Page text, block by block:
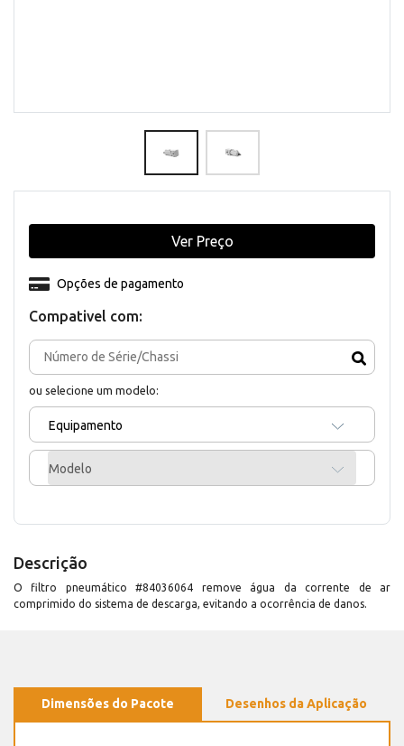
Compativel com:
ou selecione um modelo:
Equipamento
Modelo
Opções de pagamento
Ver Preço
Descrição
O filtro pneumático #84036064 remove água da corrente de ar
comprimido do sistema de descarga, evitando a ocorrência de danos.
Dimensões do Pacote Desenhos da Aplicação